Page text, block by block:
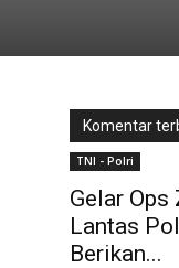
Komentar
TNI - Polri
Gelar
Lantas
Berikan...